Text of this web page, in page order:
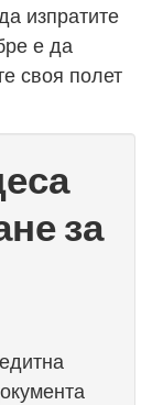
изпратите
е да
своя полет
за